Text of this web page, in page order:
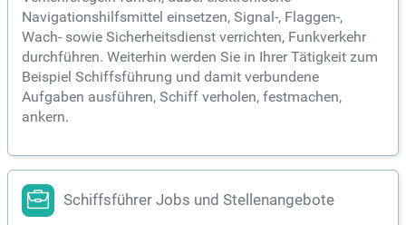
Navigationshilfsmittel einsetzen, Signal-, Flaggen-,
Wach- sowie Sicherheitsdienst verrichten, Funkverkehr
durchführen. Weiterhin werden Sie in Ihrer Tätigkeit zum
Beispiel Schiffsführung und damit verbundene
Aufgaben ausführen, Schiff verholen, festmachen,
ankern.
Schiffsführer Jobs und Stellenangebote